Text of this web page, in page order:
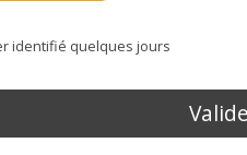
identifié quelques jours